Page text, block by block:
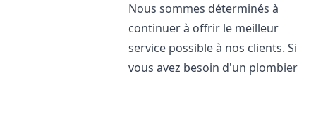
Nous sommes déterminés à
continuer à offrir le meilleur
service possible à nos clients. Si
vous avez besoin d'un plombier